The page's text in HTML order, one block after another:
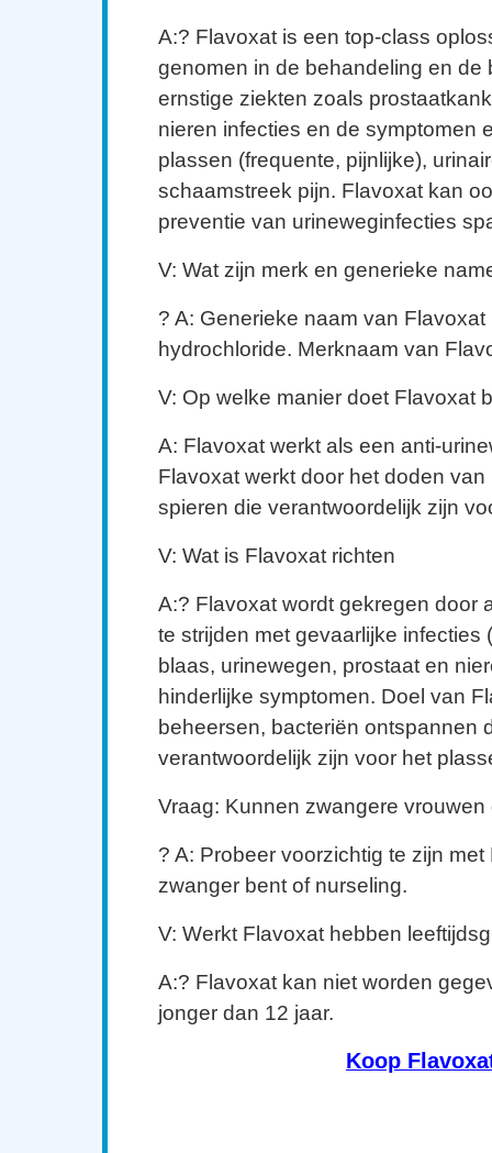
A:? Flavoxat is een top-class
genomen in de behandeling en de
ernstige ziekten zoals
nieren infecties en de symptomen
plassen (frequente, pijnlijke),
schaamstreek pijn. Flavoxat kan
preventie van urineweginfecties
V: Wat zijn merk en generieke
? A: Generieke naam van
hydrochloride. Merknaam van
V: Op welke manier doet Flavoxat
A: Flavoxat werkt als een anti-
Flavoxat werkt door het doden
spieren die verantwoordelijk zijn
V: Wat is Flavoxat richten
A:? Flavoxat wordt gekregen door
te strijden met gevaarlijke infecties
blaas, urinewegen, prostaat en
hinderlijke symptomen. Doel van
beheersen, bacteriën ontspannen
verantwoordelijk zijn voor het
Vraag: Kunnen zwangere
? A: Probeer voorzichtig te zijn met
zwanger bent of nurseling.
V: Werkt Flavoxat hebben
A:? Flavoxat kan niet worden
jonger dan 12 jaar.
Koop